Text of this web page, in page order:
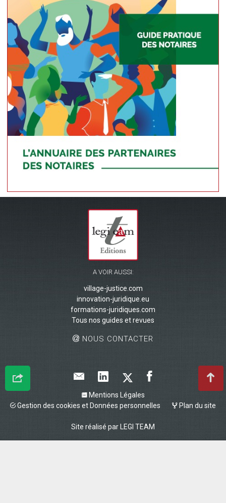
A VOIR AUSSI:
village-justice.com
innovation-juridique.eu
formations-juridiques.com
Tous nos guides et revues
NOUS CONTACTER
Mentions Légales
Gestion des cookies et Données personnelles
Plan du site
Site réalisé par LEGI TEAM